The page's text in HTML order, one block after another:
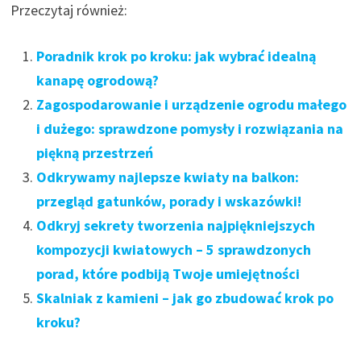
Przeczytaj również:
Poradnik krok po kroku: jak wybrać idealną
kanapę ogrodową?
Zagospodarowanie i urządzenie ogrodu małego
i dużego: sprawdzone pomysły i rozwiązania na
piękną przestrzeń
Odkrywamy najlepsze kwiaty na balkon:
przegląd gatunków, porady i wskazówki!
Odkryj sekrety tworzenia najpiękniejszych
kompozycji kwiatowych – 5 sprawdzonych
porad, które podbiją Twoje umiejętności
Skalniak z kamieni – jak go zbudować krok po
kroku?